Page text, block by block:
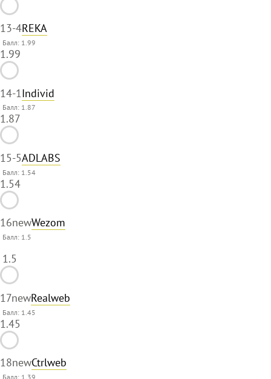
13-4REKA
Балл: 1.99
1.99
14-1 Individ
Балл: 1.87
1.87
15-5ADLABS
Балл: 1.54
1.54
16newWezom
Балл: 1.5
1.5
17newRealweb
Балл: 1.45
1.45
18newCtrlweb
Балл: 1.39